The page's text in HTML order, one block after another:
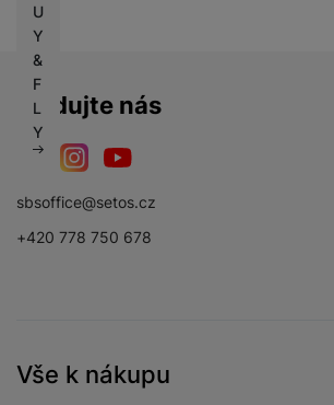
U
Y
&
F
L
Y
Sledujte nás
sbsoffice@setos.cz
+420 778 750 678
Vše k nákupu